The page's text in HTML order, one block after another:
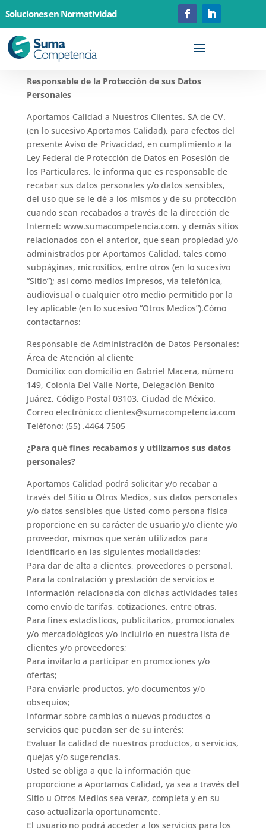
Soluciones en Normatividad
Aviso de Privacidad
Responsable de la Protección de sus Datos
Personales
Aportamos Calidad a Nuestros Clientes. SA de CV.
(en lo sucesivo Aportamos Calidad), para efectos del
presente Aviso de Privacidad, en cumplimiento a la
Ley Federal de Protección de Datos en Posesión de
los Particulares, le informa que es responsable de
recabar sus datos personales y/o datos sensibles,
del uso que se le dé a los mismos y de su protección
cuando sean recabados a través de la dirección de
Internet: www.sumacompetencia.com. y demás sitios
relacionados con el anterior, que sean propiedad y/o
administrados por Aportamos Calidad, tales como
subpáginas, micrositios, entre otros (en lo sucesivo
“Sitio”); así como medios impresos, vía telefónica,
audiovisual o cualquier otro medio permitido por la
ley aplicable (en lo sucesivo “Otros Medios”).Cómo
contactarnos:
Responsable de Administración de Datos Personales:
Área de Atención al cliente
Domicilio: con domicilio en Gabriel Macera, número
149, Colonia Del Valle Norte, Delegación Benito
Juárez, Código Postal 03103, Ciudad de México.
Correo electrónico: clientes@sumacompetencia.com
Teléfono: (55) .4464 7505
¿Para qué fines recabamos y utilizamos sus datos
personales?
Aportamos Calidad podrá solicitar y/o recabar a
través del Sitio u Otros Medios, sus datos personales
y/o datos sensibles que Usted como persona física
proporcione en su carácter de usuario y/o cliente y/o
proveedor, mismos que serán utilizados para
identificarlo en las siguientes modalidades:
Para dar de alta a clientes, proveedores o personal.
Para la contratación y prestación de servicios e
información relacionada con dichas actividades tales
como envío de tarifas, cotizaciones, entre otras.
Para fines estadísticos, publicitarios, promocionales
y/o mercadológicos y/o incluirlo en nuestra lista de
clientes y/o proveedores;
Para invitarlo a participar en promociones y/o
ofertas;
Para enviarle productos, y/o documentos y/o
obsequios;
Informar sobre cambios o nuevos productos o
servicios que puedan ser de su interés;
Evaluar la calidad de nuestros productos, o servicios,
quejas y/o sugerencias.
Usted se obliga a que la información que
proporcione a Aportamos Calidad, ya sea a través del
Sitio u Otros Medios sea veraz, completa y en su
caso actualizarla oportunamente.
El usuario no podrá acceder a los servicios para los